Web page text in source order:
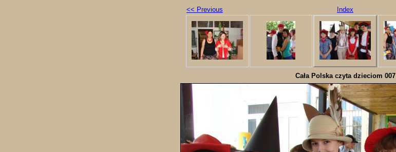
<< Previous Index
Cała Polska czyta dzieciom 007